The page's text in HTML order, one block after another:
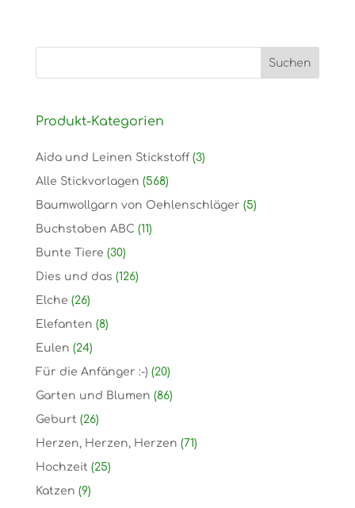
Produkt-Kategorien
Aida und Leinen Stickstoff (3)
Alle Stickvorlagen (568)
Baumwollgarn von Oehlenschläger (5)
Buchstaben ABC (11)
Bunte Tiere (30)
Dies und das (126)
Elche (26)
Elefanten (8)
Eulen (24)
Für die Anfänger :-) (20)
Garten und Blumen (86)
Geburt (26)
Herzen, Herzen, Herzen (71)
Hochzeit (25)
Katzen (9)